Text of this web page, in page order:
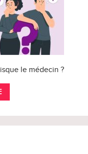
le médecin ?